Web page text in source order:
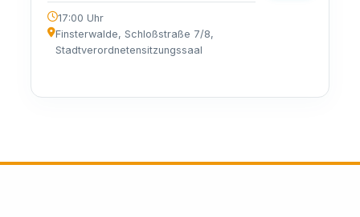
17:00 Uhr
Finsterwalde, Schloßstraße 7/8,
Stadtverordnetensitzungssaal